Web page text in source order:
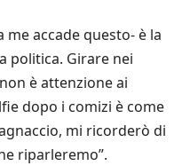
me accade questo- è la
politica. Girare nei
è attenzione ai
dopo i comizi è come
mi ricorderò di
riparleremo”.